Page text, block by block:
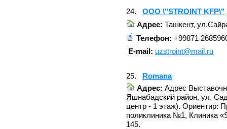
24. OOO \"STROINT KFP\"
Адрес: Ташкент,
Телефон: +99871
E-mail: uzstroint@mail.ru
25. Romana
Адрес: Адрес
Яшнабадский район, ул.
центр - 1 этаж). Ориентир:
поликлиника №1, Клиника
145.